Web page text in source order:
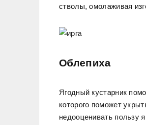
стволы, омолаживая
Облепиха
Ягодный кустарник
которого поможет
недооценивать пользу